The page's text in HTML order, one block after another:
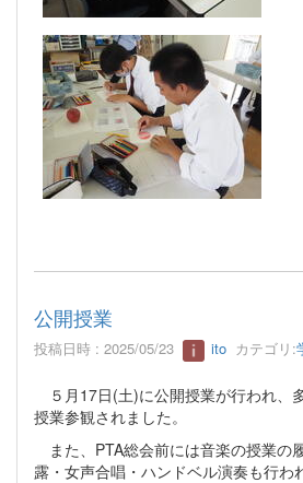
公開授業
投稿日時 : 2025/05/23 ito カテゴリ:
５月17日(土)に公開授業が行われ、
授業参観されました。
また、PTA総会前には音楽の授業の
露・女声合唱・ハン ドベル演奏も行わ